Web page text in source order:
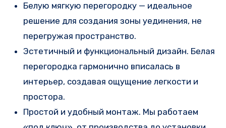
Белую мягкую перегородку — идеальное
решение для создания зоны уединения, не
перегружая пространство.
Эстетичный и функциональный дизайн. Белая
перегородка гармонично вписалась в
интерьер, создавая ощущение легкости и
простора.
Простой и удобный монтаж. Мы работаем